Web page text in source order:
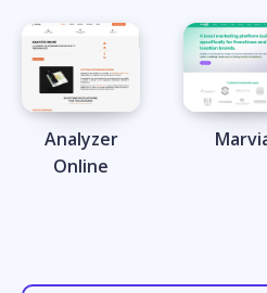
Analyzer
Online